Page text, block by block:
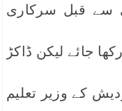
سے قبل سرکاری
جائے لیکن ڈاکڑ
کے وزیر تعلیم